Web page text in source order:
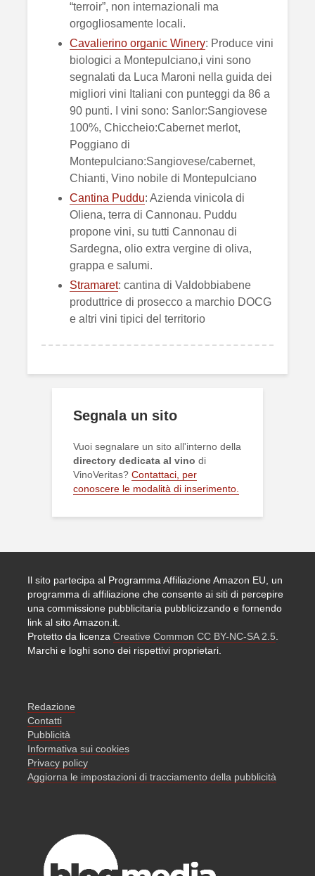
“terroir”, non internazionali ma
orgogliosamente locali.
Cavalierino organic Winery: Produce vini
biologici a Montepulciano,i vini sono
segnalati da Luca Maroni nella guida dei
migliori vini Italiani con punteggi da 86 a
90 punti. I vini sono: Sanlor:Sangiovese
100%, Chiccheio:Cabernet merlot,
Poggiano di
Montepulciano:Sangiovese/cabernet,
Chianti, Vino nobile di Montepulciano
Cantina Puddu: Azienda vinicola di
Oliena, terra di Cannonau. Puddu
propone vini, su tutti Cannonau di
Sardegna, olio extra vergine di oliva,
grappa e salumi.
Stramaret: cantina di Valdobbiabene
produttrice di prosecco a marchio DOCG
e altri vini tipici del territorio
Segnala un sito
Vuoi segnalare un sito all'interno della
directory dedicata al vino di
VinoVeritas? Contattaci, per
conoscere le modalità di inserimento.
Il sito partecipa al Programma Affiliazione Amazon EU, un
programma di affiliazione che consente ai siti di percepire
una commissione pubblicitaria pubblicizzando e fornendo
link al sito Amazon.it.
Protetto da licenza Creative Common CC BY-NC-SA 2.5
Marchi e loghi sono dei rispettivi proprietari.
Redazione
Contatti
Pubblicità
Informativa sui cookies
Privacy policy
Aggiorna le impostazioni di tracciamento della pubblicità